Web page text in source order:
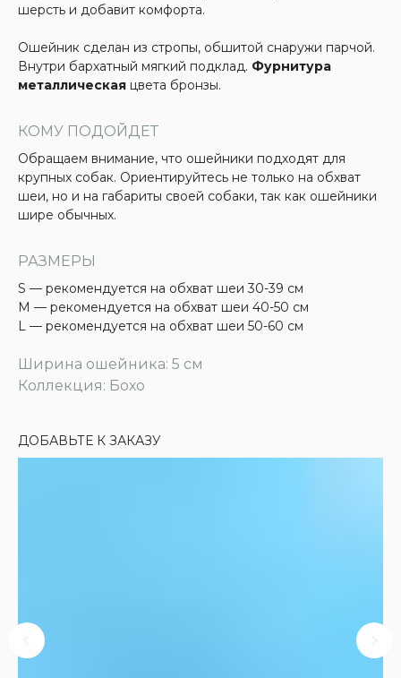
шерсть и добавит комфорта.
Ошейник сделан из стропы, обшитой снаружи парчой.
Внутри бархатный мягкий подклад. Фурнитура
металлическая цвета бронзы.
КОМУ ПОДОЙДЕТ
Обращаем внимание, что ошейники подходят для
крупных собак. Ориентируйтесь не только на обхват
шеи, но и на габариты своей собаки, так как ошейники
шире обычных.
РАЗМЕРЫ
S — рекомендуется на обхват шеи 30-39 см
M — рекомендуется на обхват шеи 40-50 см
L — рекомендуется на обхват шеи 50-60 см
Ширина ошейника: 5 см
Коллекция: Бохо
ДОБАВЬТЕ К ЗАКАЗУ